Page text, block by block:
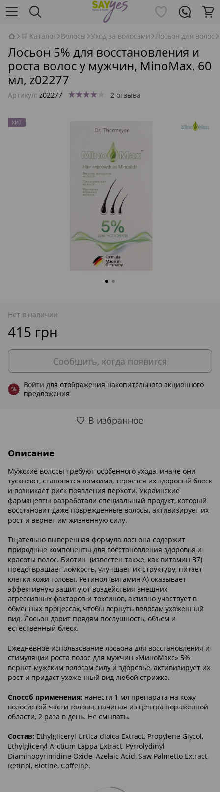
🛒 Каталог Волосы Уход за волосами Лосьон для волос
Лосьон 5% для восстановления и
роста волос у мужчин, MinoMax, 60
мл, z02277
Артикул: z02277 2 отзыва
ХИТ
Нет в наличии
415 грн
Сообщить, когда появится
% Войти для отображения накопительного акционного
предложения
В избранное
Описание
Мужские волосы требуют особенного ухода, иначе они
тускнеют, становятся ломкими, теряется их здоровый блеск
и возникает риск появления перхоти. Украинские
фармацевты разработали специальный продукт, который
восстановит даже поврежденные волосы, активизирует их
рост и вернет им жизненную силу.
Тщательно выверенная формула лосьона содержит
природные компоненты для восстановления здоровья и
красоты волос. Биотин (известен также, как витамин В7)
предотвращает ломкость, улучшает их структуру, питает
клетки кожи головы. Ретинол (витамин А) оказывает
эффективную защиту от воздействия внешних
агрессивных факторов и токсинов, активно участвует в
обменных процессах, чтобы вернуть волосам ухоженный
вид. Лосьон дарит прядям послушность, объем и
естественный блеск.
Ежедневное использование лосьона для восстановления и
стимуляции роста волос для мужчин «МиноМакс» 5%
вернет мужским волосам силу и здоровье, активизирует их
рост и придаст ухоженный вид любой стрижке.
Способ применения: нанести 1 мл препарата на кожу
волосистой части головы, начиная из центра пораженной
области, 2 раза в день. Не смывать.
Состав: Ethylgliceryl Urtica dioica Extract, Propylene Glycol,
Ethylgliceryl Arctium Lappa Extract, Pyrrolydinyl
Diaminopyrimidine Oxide, Azelaic Acid, Saw Palmetto Extract,
Retinol, Biotine, Coffeine.